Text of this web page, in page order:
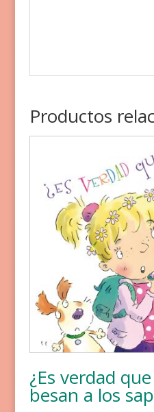
Productos
¿Es verdad
besan a los